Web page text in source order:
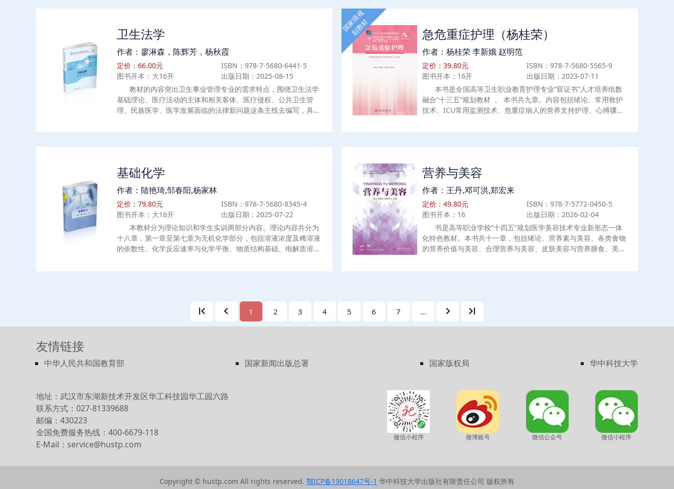
卫生法学
作者：廖淋森，陈辉芳，杨秋霞
定价：66.00元
ISBN：978-7-5680-6441-5
图书开本：大16开
出版日期：2025-08-15
教材的内容突出卫生事业管理专业的需求特点，围绕卫生法学
基础理论、医疗活动的主体和相关客体、医疗侵权、公共卫生管
理、民族医学、医学发展面临的法律新问题这条主线去编写，具体
度、母婴保健法律制度、中医药管理法律制度、医学发展面临的法
律新问题等。
急危重症护理（杨桂荣）
作者：杨桂荣 李新娥 赵明范
定价：39.80元
ISBN：978-7-5680-5565-9
图书开本：16开
出版日期：2023-07-11
本书是全国高等卫生职业教育护理专业“双证书”人才培养纸数
融合“十三五”规划教材 。 本书共九章。内容包括绪论、常用救护
技术、ICU常用监测技术、危重症病人的营养支持护理、心搏骤停
国家级规
划教材
基础化学
作者：陆艳琦,邹春阳,杨家林
定价：79.80元
ISBN：978-7-5680-8345-4
图书开本：大16开
出版日期：2025-07-22
本教材分为理论知识和学生实训两部分内容。理论内容共分为
十八章，第一章至第七章为无机化学部分，包括溶液浓度及稀溶液
的依数性、化学反应速率与化学平衡、物质结构基础、电解质溶
类和甾族化合物、糖类和脂类、氨基酸、蛋白质和核酸知识。实训
部分包含学生实训基础知识、溶液的配制与稀释、化学反应速率和
化学平衡、缓冲溶液的配制和性质、胶体溶液的配制和性质、熔点
本的化学实验操作能力，为后续专业课程实验打基础。
营养与美容
作者：王丹,邓可洪,郑宏来
定价：49.80元
ISBN：978-7-5772-0450-5
图书开本：16
出版日期：2026-02-04
书是高等职业学校“十四五”规划医学美容技术专业新形态一体
化特色教材。本书共十一章，包括绪论、营养素与美容、各类食物
的营养价值与美容、合理营养与美容、皮肤美容与营养膳食、美发
1 2 3 4 5 6 7 ...
友情链接
中华人民共和国教育部 国家新闻出版总署 国家版权局 华中科技大学
地址：武汉市东湖新技术开发区华工科技园华工园六路
联系方式：027-81339688
邮编：430223
全国免费服务热线：400-6679-118
E-Mail：service@hustp.com
微信小程序 微博账号 微信公众号 微信小程序
Copyright © hustp.com All rights reserved. 鄂ICP备19018647号-1 华中科技大学出版社有限责任公司 版权所有